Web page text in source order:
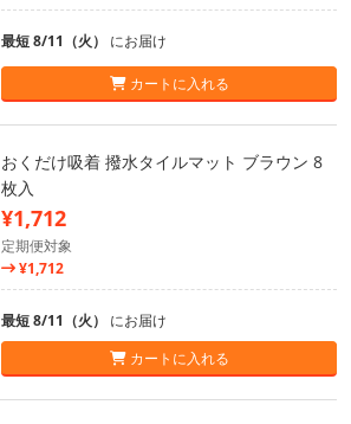
最短 8/11（火） にお届け
カートに入れる
おくだけ吸着 撥水タイルマット ブラウン 8
枚入
¥1,712
定期便対象
¥1,712
最短 8/11（火） にお届け
カートに入れる